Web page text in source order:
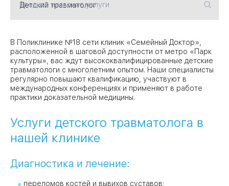
ЗАО 03
06
12
16
Теплый Стан Пражская
Академическая
Академика
Янгеля
Введите название услуги
В Поликлинике №18 сети клиник «Семейный Доктор»,
расположенной в шаговой доступности от метро «Парк
культуры», вас ждут высококвалифицированные детские
травматологи с многолетним опытом. Наши специалисты
регулярно повышают квалификацию, участвуют в
международных конференциях и применяют в работе
практики доказательной медицины.
Услуги детского травматолога в
нашей клинике
Диагностика и лечение:
переломов костей и вывихов суставов;